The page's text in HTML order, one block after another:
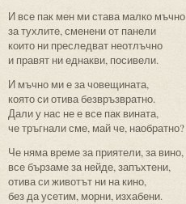
И все пак мен ми става малко мъчно
за тухлите, сменени от панели
които ни преследват неотлъчно
и правят ни еднакви, посивели.
И мъчно ми е за човещината,
която си отива безвръзвратно.
Дали у нас не е все пак вината,
че тръгнали сме, май че, наобратно?
Че няма време за приятели, за вино,
все бързаме за нейде, запъхтени,
отива си животът ни на кино,
без да усетим, морни, изхабени.